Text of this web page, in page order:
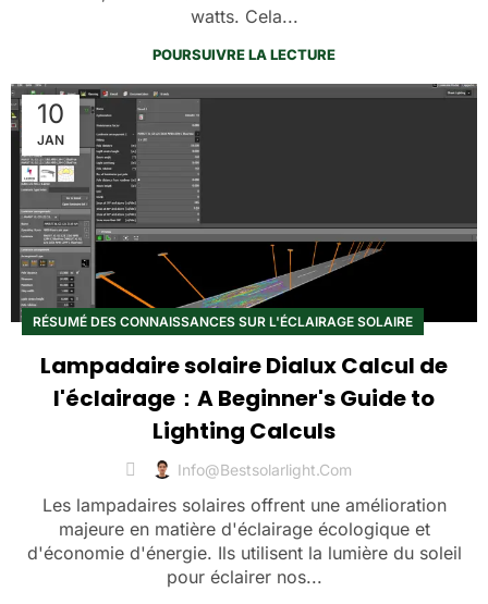
watts. Cela...
POURSUIVRE LA LECTURE
10
JAN
RÉSUMÉ DES CONNAISSANCES SUR L'ÉCLAIRAGE SOLAIRE
Lampadaire solaire Dialux Calcul de
l'éclairage：A Beginner's Guide to
Lighting Calculs
Info@bestsolarlight.com
Les lampadaires solaires offrent une amélioration
majeure en matière d'éclairage écologique et
d'économie d'énergie. Ils utilisent la lumière du soleil
pour éclairer nos...